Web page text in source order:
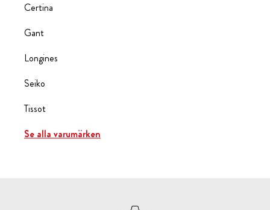
Certina
Gant
Longines
Seiko
Tissot
Se alla varumärken